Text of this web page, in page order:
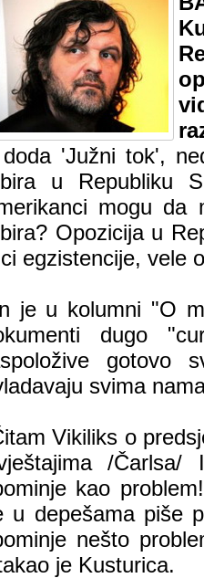
'Južni tok',
u Republiku
mogu da
Opozicija u
egzistencije, vele
je u kolumni "O
dugo
gotovo
svima
Vikiliks o
/Čarlsa/
kao
u depešama piše
nešto
je Kusturica.